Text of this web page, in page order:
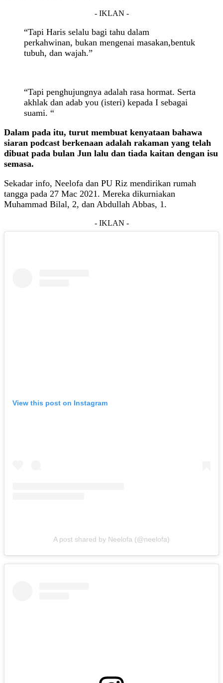
- IKLAN -
“Tapi Haris selalu bagi tahu dalam
perkahwinan, bukan mengenai masakan,bentuk
tubuh, dan wajah.”
“Tapi penghujungnya adalah rasa hormat. Serta
akhlak dan adab you (isteri) kepada I sebagai
suami. “
Dalam pada itu, turut membuat kenyataan bahawa
siaran podcast berkenaan adalah rakaman yang telah
dibuat pada bulan Jun lalu dan tiada kaitan dengan isu
semasa.
Sekadar info, Neelofa dan PU Riz mendirikan rumah
tangga pada 27 Mac 2021. Mereka dikurniakan
Muhammad Bilal, 2, dan Abdullah Abbas, 1.
- IKLAN -
View this post on Instagram
A post shared by Neelofa (@neelofa)